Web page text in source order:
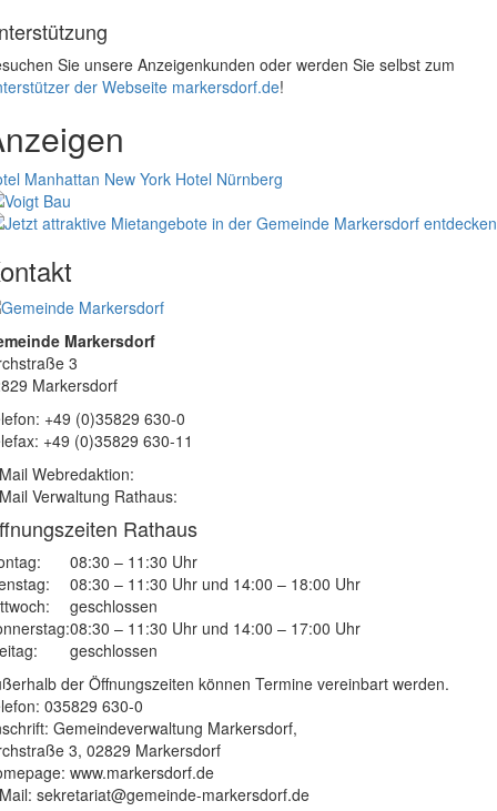
Sie unsere Anzeigenkunden oder werden Sie selbst zum
der Webseite markersdorf.de!
Manhattan New York Hotel Nürnberg
Markersdorf
3
Markersdorf
+49 (0)35829 630-0
+49 (0)35829 630-11
Webredaktion:
Verwaltung Rathaus:
Rathaus
08:30 – 11:30 Uhr
08:30 – 11:30 Uhr und 14:00 – 18:00 Uhr
geschlossen
08:30 – 11:30 Uhr und 14:00 – 17:00 Uhr
geschlossen
der Öffnungszeiten können Termine vereinbart werden.
035829 630-0
Gemeindeverwaltung Markersdorf,
3, 02829 Markersdorf
www.markersdorf.de
sekretariat@gemeinde-markersdorf.de